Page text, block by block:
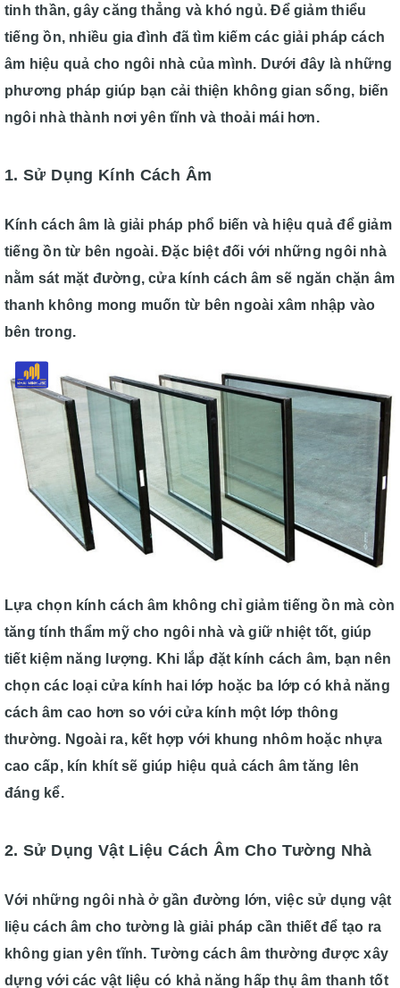
tinh thần, gây căng thẳng và khó ngủ. Để giảm thiểu
tiếng ồn, nhiều gia đình đã tìm kiếm các giải pháp cách
âm hiệu quả cho ngôi nhà của mình. Dưới đây là những
phương pháp giúp bạn cải thiện không gian sống, biến
ngôi nhà thành nơi yên tĩnh và thoải mái hơn.
1. Sử Dụng Kính Cách Âm
Kính cách âm là giải pháp phổ biến và hiệu quả để giảm
tiếng ồn từ bên ngoài. Đặc biệt đối với những ngôi nhà
nằm sát mặt đường, cửa kính cách âm sẽ ngăn chặn âm
thanh không mong muốn từ bên ngoài xâm nhập vào
bên trong.
Lựa chọn kính cách âm không chỉ giảm tiếng ồn mà còn
tăng tính thẩm mỹ cho ngôi nhà và giữ nhiệt tốt, giúp
tiết kiệm năng lượng. Khi lắp đặt kính cách âm, bạn nên
chọn các loại cửa kính hai lớp hoặc ba lớp có khả năng
cách âm cao hơn so với cửa kính một lớp thông
thường. Ngoài ra, kết hợp với khung nhôm hoặc nhựa
cao cấp, kín khít sẽ giúp hiệu quả cách âm tăng lên
đáng kể.
2. Sử Dụng Vật Liệu Cách Âm Cho Tường Nhà
Với những ngôi nhà ở gần đường lớn, việc sử dụng vật
liệu cách âm cho tường là giải pháp cần thiết để tạo ra
không gian yên tĩnh. Tường cách âm thường được xây
dựng với các vật liệu có khả năng hấp thụ âm thanh tốt